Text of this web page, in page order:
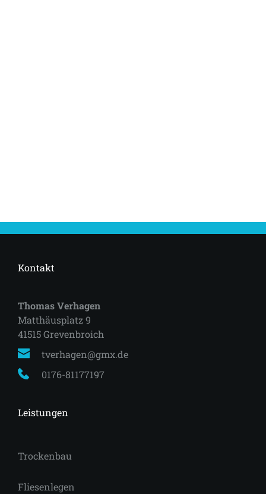
Kontakt
Thomas Verhagen
Matthäusplatz 9
41515 Grevenbroich
tverhagen@gmx.de
0176-81177197
Leistungen
Trockenbau
Fliesenlegen